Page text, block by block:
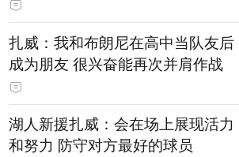
扎威：我和布朗尼在高中当队友后
成为朋友 很兴奋能再次并肩作战
湖人新援扎威：会在场上展现活力
和努力 防守对方最好的球员